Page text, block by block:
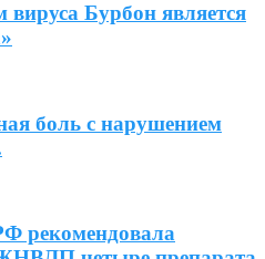
Бурбон является
боль с нарушением
рекомендовала